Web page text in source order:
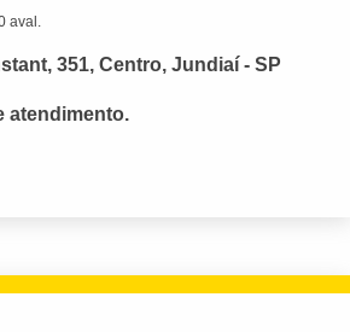
aval.
351, Centro, Jundiaí - SP
atendimento.